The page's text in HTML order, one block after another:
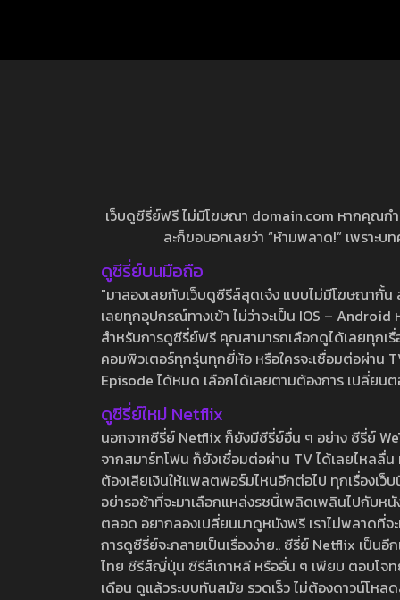
เว็บดูซีรี่ย์ฟรี ไม่มีโฆษณา domain.com หากคุณก
ละก็ขอบอกเลยว่า “ห้ามพลาด!” เพราะ
ดูซีรี่ย์บนมือถือ
"มาลองเลยกับเว็บดูซีรีส์สุดเจ๋ง แบบไม่มีโฆษณากั้
เลยทุกอุปกรณ์ทางเข้า ไม่ว่าจะเป็น IOS –
สำหรับการดูซีรี่ย์ฟรี คุณสามารถเลือกดูได้เลยทุกเ
คอมพิวเตอร์ทุกรุ่นทุกยี่ห้อ หรือใครจะเชื่อมต่อผ่าน
Episode ได้หมด เลือกได้เลยตามต้องการ เปลี่ยน
ดูซีรี่ย์ใหม่ Netflix
นอกจากซีรี่ย์ Netflix ก็ยังมีซีรี่ย์อื่น ๆ อย่าง ซีรี่ย์
จากสมาร์ทโฟน ก็ยังเชื่อมต่อผ่าน TV ได้เลยไหลลื่
ต้องเสียเงินให้แพลตฟอร์มไหนอีกต่อไป ทุกเรื่องเว็
อย่ารอช้าที่จะมาเลือกแหล่งรชนี้เพลิดเพลินไปกับห
ตลอด อยากลองเปลี่ยนมาดูหนังฟรี เราไม่พลาดที่
การดูซีรี่ย์จะกลายเป็นเรื่องง่าย.. ซีรี่ย์ Netflix เป็น
ไทย ซีรีส์ญี่ปุ่น ซีรีส์เกาหลี หรืออื่น ๆ เพียบ ตอบโจท
เดือน ดูแล้วระบบทันสมัย รวดเร็ว ไม่ต้องดาวน์โห